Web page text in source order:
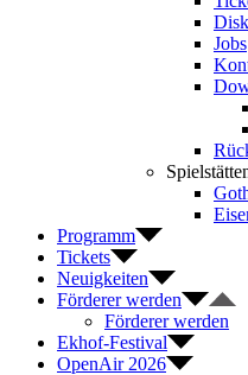
Jobs
Programm
Tickets
Neuigkeiten
Förderer werden
Förderer werden
Ekhof-Festival
OpenAir 2026